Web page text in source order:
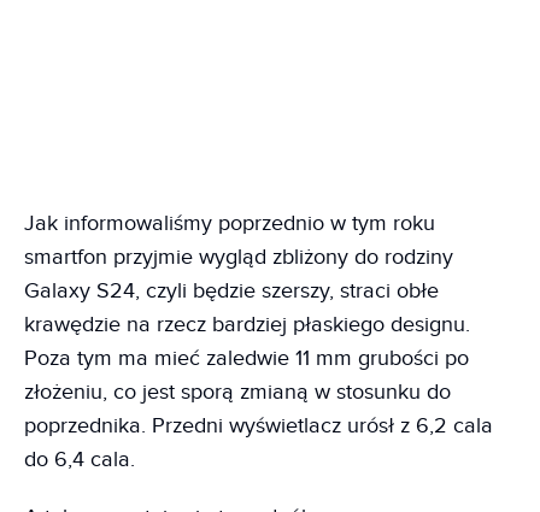
Jak informowaliśmy poprzednio w tym roku
smartfon przyjmie wygląd zbliżony do rodziny
Galaxy S24, czyli będzie szerszy, straci obłe
krawędzie na rzecz bardziej płaskiego designu.
Poza tym ma mieć zaledwie 11 mm grubości po
złożeniu, co jest sporą zmianą w stosunku do
poprzednika. Przedni wyświetlacz urósł z 6,2 cala
do 6,4 cala.